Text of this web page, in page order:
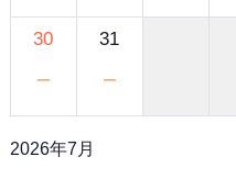
30
－
31
－
2026年7月